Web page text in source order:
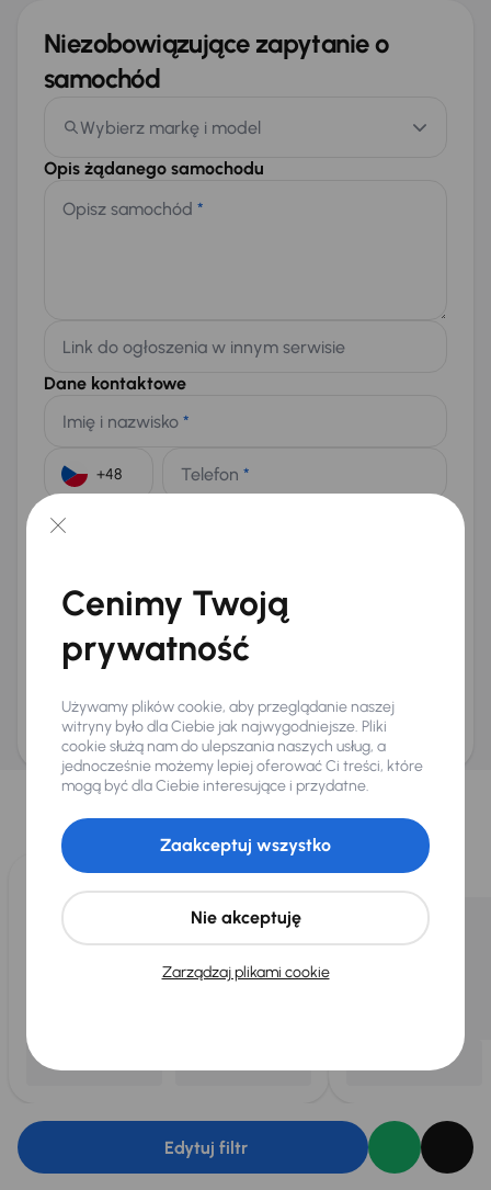
Niezobowiązujące zapytanie o
samochód
Wybierz markę i model
Opis żądanego samochodu
Opisz samochód *
Link do ogłoszenia w innym serwisie
Dane kontaktowe
Imię i nazwisko *
Telefon *
E-mail
Na numer telefonu (opcjonalnie)
Wyślij zapytanie
ani zagwarantowaną dostępnością pojazdu. AURES Holdings a.s., z siedzibą
Dopraváků 874/15, Čimice, 184 00 Praga 8, będzie przechowywać i przetwarzać
Twoje dane osobowe zgodnie z zasadami ochrony i przetwarzaniadanych
osobowych
Wybraliśmy dla Ciebie
Wybieramy dla Ciebienajlepsze pojazdyz naszej oferty. Kupimy
dla Ciebiedo 400 pojazdówkażdego dnia.
Edytuj filtr
Cenimy Twoją
prywatność
Używamy plików cookie, aby przeglądanie naszej
witryny było dla Ciebie jak najwygodniejsze. Pliki
cookie służą nam do ulepszania naszych usług, a
jednocześnie możemy lepiej oferować Ci treści, które
mogą być dla Ciebie interesujące i przydatne.
Zarządzaj plikami cookie
Nie akceptuję
Zaakceptuj wszystko